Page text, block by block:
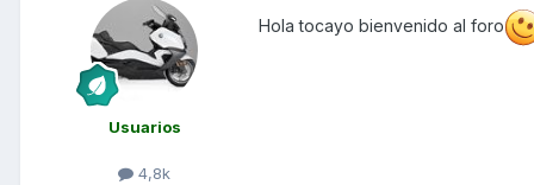
Usuarios
4,8k
Hola tocayo bienvenido al foro